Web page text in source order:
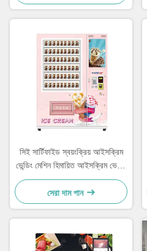
সিই সার্টিফাইড স্বয়ংক্রিয় আইসক্রিম
ভেন্ডিং মেশিন হিমায়িত আইসক্রিম ভেন্ডিং
মেশিন
সেরা দাম পান